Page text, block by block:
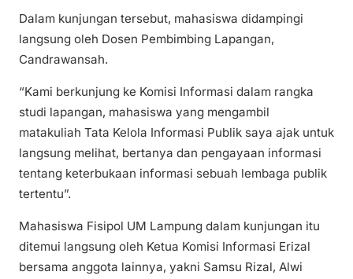
Dalam kunjungan tersebut, mahasiswa didampingi
langsung oleh Dosen Pembimbing Lapangan,
Candrawansah.
“Kami berkunjung ke Komisi Informasi dalam rangka
studi lapangan, mahasiswa yang mengambil
matakuliah Tata Kelola Informasi Publik saya ajak untuk
langsung melihat, bertanya dan pengayaan informasi
tentang keterbukaan informasi sebuah lembaga publik
tertentu”.
Mahasiswa Fisipol UM Lampung dalam kunjungan itu
ditemui langsung oleh Ketua Komisi Informasi Erizal
bersama anggota lainnya, yakni Samsu Rizal, Alwi